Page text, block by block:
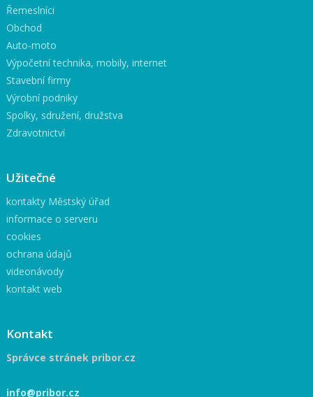
Řemeslníci
Obchod
Auto-moto
Výpočetní technika, mobily, internet
Stavební firmy
Výrobní podniky
Spolky, sdružení, družstva
Zdravotnictví
Užitečné
kontakty Městský úřad
informace o serveru
cookies
ochrana údajů
videonávody
kontakt web
Kontakt
Správce stránek pribor.cz
info@pribor.cz